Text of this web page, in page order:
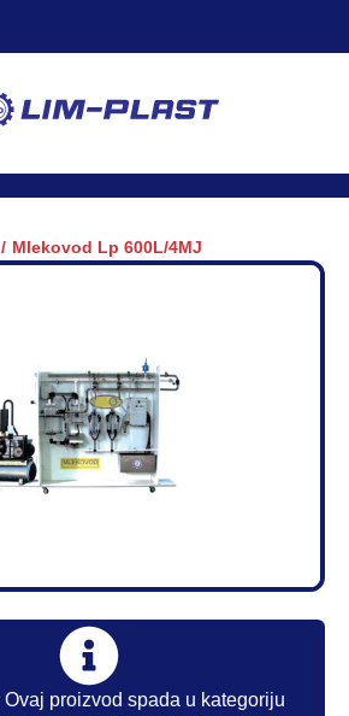
/ Mlekovod Lp 600L/4MJ
Ovaj proizvod spada u kategoriju